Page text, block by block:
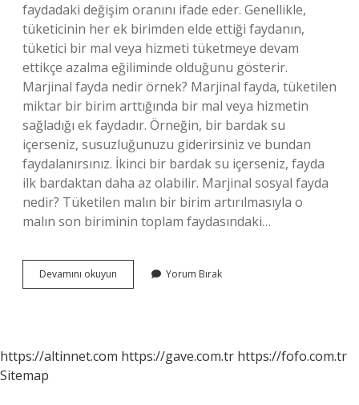
faydadaki değişim oranını ifade eder. Genellikle,
tüketicinin her ek birimden elde ettiği faydanın,
tüketici bir mal veya hizmeti tüketmeye devam
ettikçe azalma eğiliminde olduğunu gösterir.
Marjinal fayda nedir örnek? Marjinal fayda, tüketilen
miktar bir birim arttığında bir mal veya hizmetin
sağladığı ek faydadır. Örneğin, bir bardak su
içerseniz, susuzluğunuzu giderirsiniz ve bundan
faydalanırsınız. İkinci bir bardak su içerseniz, fayda
ilk bardaktan daha az olabilir. Marjinal sosyal fayda
nedir? Tüketilen malın bir birim artırılmasıyla o
malın son biriminin toplam faydasındaki…
Devamını okuyun Marjinal
Ekonomi
Yorum Bırak
https://altinnet.com https://gave.com.tr https://fofo.com.tr
Sitemap